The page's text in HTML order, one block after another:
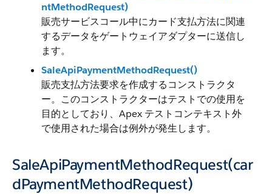
ntMethodRequest)
販売サービスコール中にカード支払方法に関連
するデータをゲートウェイアダプターに送信し
ます。
SaleApiPaymentMethodRequest()
販売支払方法要求を作成するコンストラクタ
ー。このコンストラクターはテストでの使用を
目的としており、Apex テストコンテキスト外
で使用された場合は例外が発生します。
SaleApiPaymentMethodRequest(car
dPaymentMethodRequest)